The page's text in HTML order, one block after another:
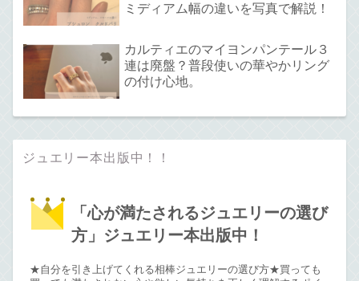
ミディアム幅の違いを写真で解説！
カルティエのマイヨンパンテール３
連は廃盤？普段使いの華やかリング
の付け心地。
ジュエリー本出版中！！
「心が満たされるジュエリーの選び
方」ジュエリー本出版中！
★自分を引き上げてくれる相棒ジュエリーの選び方★買っても